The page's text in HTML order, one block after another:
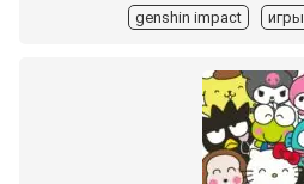
genshin impact игры